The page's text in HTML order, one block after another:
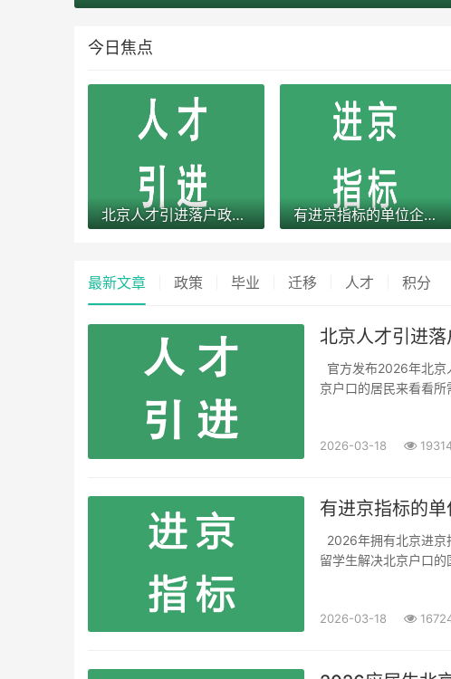
今日焦点
北京人才引进落户政策条件2026最新规定全文 有进京指标的单位企业公司名单（2026年应届生留学生）
最新文章 政策 毕业 迁移 人才 积分
北京人才引进
京户口的居民来看看
2026-03-18
有进京指标的
留学生解决北京户口
2026-03-18